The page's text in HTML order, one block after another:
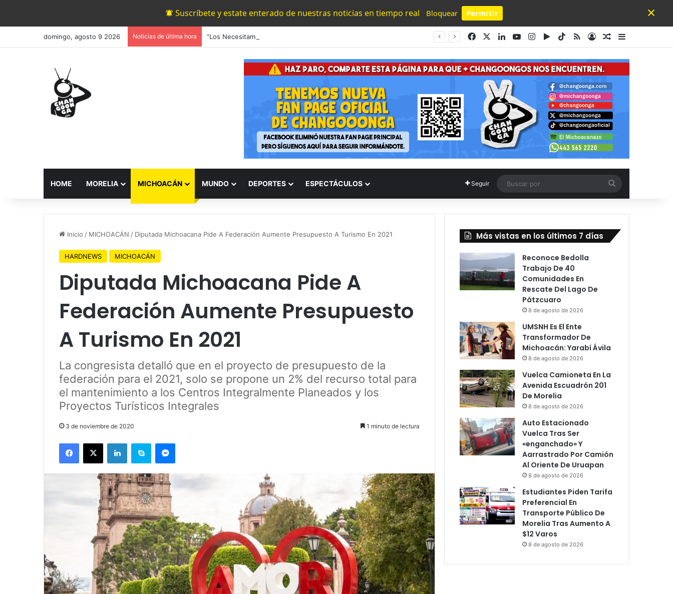
Suscríbete y estate enterado de nuestras noticias en tiempo real Bloquear Permitir
Powered by SendPulse
×
domingo, agosto 9 2026 Noticias de última hora FacebookLinkedInYouTubeInstagram
Google Play
TikTok
RSSAccesoPublicación al
Barra lateral
HOME MORELIA MICHOACÁN MUNDO DEPORTES ESPECTÁCULOS Seguir
por
Inicio / MICHOACÁN / Diputada Michoacana Pide A Federación Aumente Presupuesto A Turismo En 2021
HARDNEWS MICHOACÁN
Diputada Michoacana Pide A
Federación Aumente Presupuesto
A Turismo En 2021
La congresista detalló que en el proyecto de presupuesto de la
federación para el 2021, solo se propone un 2% del recurso total para
el mantenimiento a los Centros Integralmente Planeados y los
Proyectos Turísticos Integrales
3 de noviembre de 2020 1 minuto de lectura
Facebook
X LinkedInSkype Messenger
Más vistas en los últimos 7 días
Reconoce Bedolla
Trabajo De 40
Comunidades En
Rescate Del Lago De
Pátzcuaro
8 de agosto de 2026
UMSNH Es El Ente
Transformador De
Michoacán: Yarabí Ávila
8 de agosto de 2026
Vuelca Camioneta En La
Avenida Escuadrón 201
De Morelia
8 de agosto de 2026
Auto Estacionado
Vuelca Tras Ser
«enganchado» Y
Aarrastrado Por Camión
Al Oriente De Uruapan
8 de agosto de 2026
Estudiantes Piden Tarifa
Preferencial En
Transporte Público De
Morelia Tras Aumento A
$12 Varos
8 de agosto de 2026